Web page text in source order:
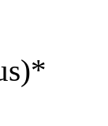
*